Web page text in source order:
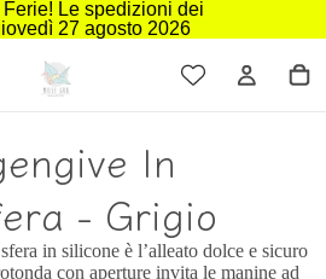
Ferie! Le spedizioni dei
27 agosto 2026
In
- Grigio
in silicone è l’alleato dolce e sicuro
con aperture invita le manine ad